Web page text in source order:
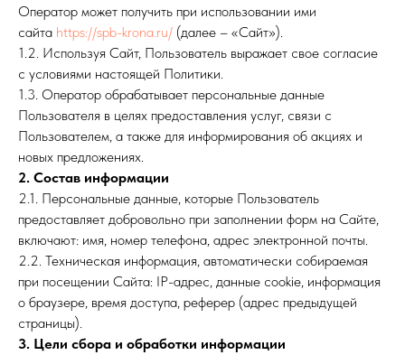
Оператор может получить при использовании ими
сайта https://spb-krona.ru/ (далее – «Сайт»).
1.2. Используя Сайт, Пользователь выражает свое согласие
с условиями настоящей Политики.
1.3. Оператор обрабатывает персональные данные
Пользователя в целях предоставления услуг, связи с
Пользователем, а также для информирования об акциях и
новых предложениях.
2. Состав информации
2.1. Персональные данные, которые Пользователь
предоставляет добровольно при заполнении форм на Сайте,
включают: имя, номер телефона, адрес электронной почты.
2.2. Техническая информация, автоматически собираемая
при посещении Сайта: IP-адрес, данные cookie, информация
о браузере, время доступа, реферер (адрес предыдущей
страницы).
3. Цели сбора и обработки информации